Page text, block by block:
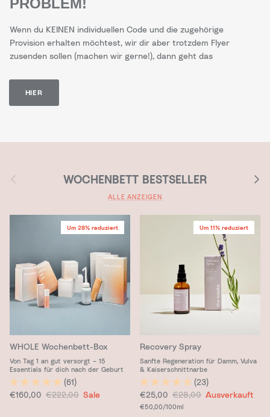
PROBLEM!
Wenn du KEINEN individuellen Code und die zugehörige
Provision erhalten möchtest, wir dir aber trotzdem Flyer
zusenden sollen (machen wir gerne!), dann geht das
HIER
Vorherige WOCHENBETT BESTSELLER
ALLE ANZEIGEN
Um 28% reduziert
WHOLE Wochenbett-Box
Von Tag 1 an gut versorgt – 15
Essentials für dich nach der Geburt
(61)
Verkaufspreis
€160,00 Normaler Preis
€222,00 Sale
Um 11% reduziert
Recovery Spray
Sanfte Regeneration für Damm, Vulva
& Kaiserschnittnarbe
(23)
Verkaufspreis
€25,00 Normaler Preis
€28,00 Ausverkauft
Grundpreis
€50,00/100ml